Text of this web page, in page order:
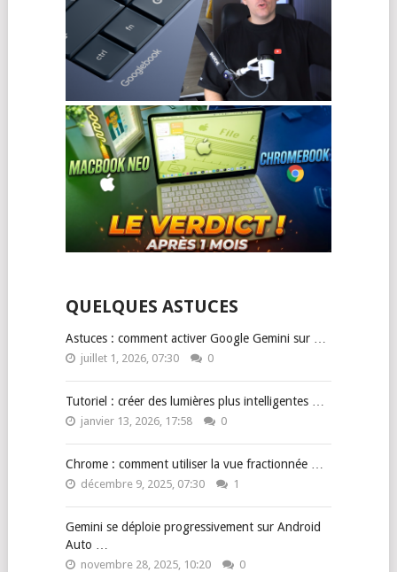
QUELQUES ASTUCES
Astuces : comment activer Google Gemini sur …
juillet 1, 2026, 07:30 0
Tutoriel : créer des lumières plus intelligentes …
janvier 13, 2026, 17:58 0
Chrome : comment utiliser la vue fractionnée …
décembre 9, 2025, 07:30 1
Gemini se déploie progressivement sur Android
Auto …
novembre 28, 2025, 10:20 0